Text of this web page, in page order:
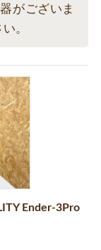
がございま
。
Ender-3Pro